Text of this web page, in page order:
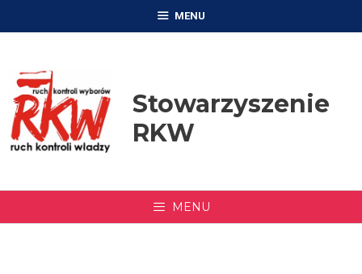
MENU
Stowarzyszenie
RKW
MENU